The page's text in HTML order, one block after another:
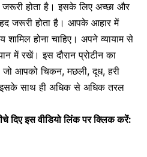
जरूरी होता है। इसके लिए अच्छा और
जरूरी होता है। आपके आहार में
शामिल होना चाहिए। अपने व्यायाम से
में रखें। इस दौरान प्रोटीन का
आपको चिकन, मछली, दूध, हरी
इसके साथ ही अधिक से अधिक तरल
दिए इस वीडियो लिंक पर क्लिक करें: